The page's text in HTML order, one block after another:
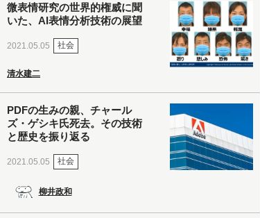
微表情研究の世界的権威に聞
いた、AI表情分析技術の展望
2021.05.05 社会
清水建二
PDFの生みの親、チャール
ズ・ゲシキ氏死去。その技術
と歴史を振り返る
2021.05.05 社会
柳井政和